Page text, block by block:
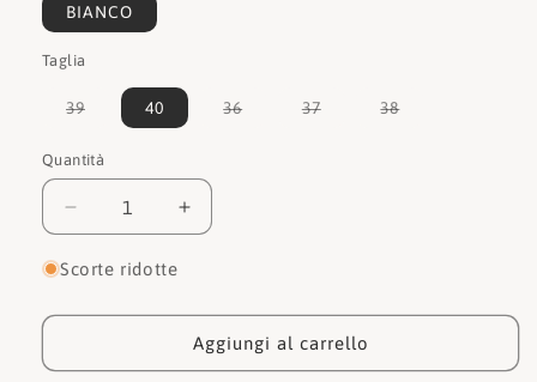
BIANCO
Taglia
39Variante
esaurita
non
disponibile
40 36Variante
37Variante
38Variante
Quantità
Quantità
Diminuisci
quantità
per
Ciabatta
BIANCO
Aumenta
quantità
Ciabatta
019197
BIANCO
Scorte ridotte
Aggiungi al carrello